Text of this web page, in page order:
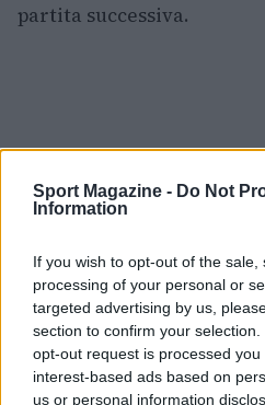
Sport Magazine - Do Not
Information
If you wish to opt-out of the
processing of your personal or
targeted advertising by us,
section to confirm your
opt-out request is processed
interest-based ads based on
us or personal information
partita successiva.